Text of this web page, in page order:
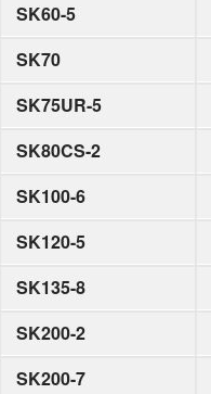
SK60-5
SK70
SK75UR-5
SK80CS-2
SK100-6
SK120-5
SK135-8
SK200-2
SK200-7